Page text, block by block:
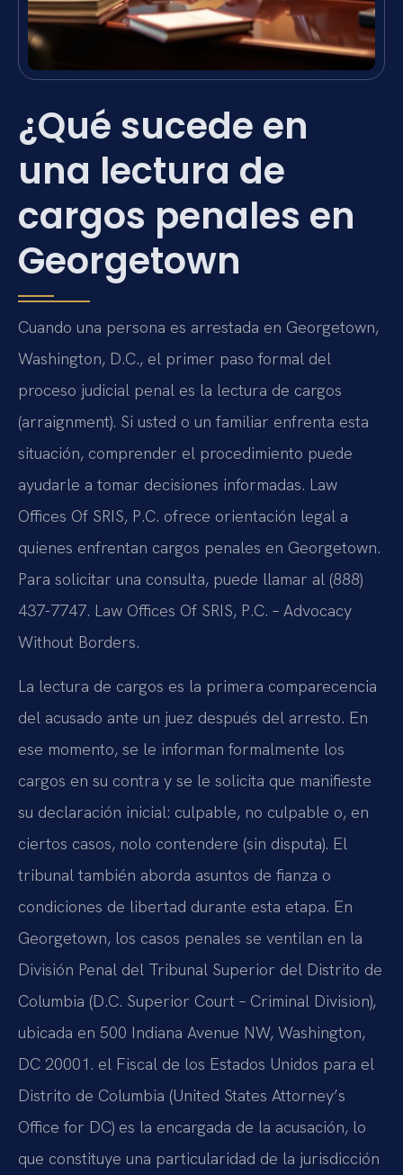
¿Qué sucede en
una lectura de
cargos penales en
Georgetown
Cuando una persona es arrestada en Georgetown,
Washington, D.C., el primer paso formal del
proceso judicial penal es la lectura de cargos
(arraignment). Si usted o un familiar enfrenta esta
situación, comprender el procedimiento puede
ayudarle a tomar decisiones informadas. Law
Offices Of SRIS, P.C. ofrece orientación legal a
quienes enfrentan cargos penales en Georgetown.
Para solicitar una consulta, puede llamar al (888)
437-7747. Law Offices Of SRIS, P.C. – Advocacy
Without Borders.
La lectura de cargos es la primera comparecencia
del acusado ante un juez después del arresto. En
ese momento, se le informan formalmente los
cargos en su contra y se le solicita que manifieste
su declaración inicial: culpable, no culpable o, en
ciertos casos, nolo contendere (sin disputa). El
tribunal también aborda asuntos de fianza o
condiciones de libertad durante esta etapa. En
Georgetown, los casos penales se ventilan en la
División Penal del Tribunal Superior del Distrito de
Columbia (D.C. Superior Court – Criminal Division),
ubicada en 500 Indiana Avenue NW, Washington,
DC 20001. el Fiscal de los Estados Unidos para el
Distrito de Columbia (United States Attorney’s
Office for DC) es la encargada de la acusación, lo
que constituye una particularidad de la jurisdicción